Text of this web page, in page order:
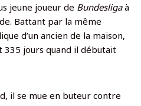
jeune joueur de Bundesligaà
Battant par la même
d’un ancien de la maison,
335 jours quand il débutait
il se mue en buteur contre